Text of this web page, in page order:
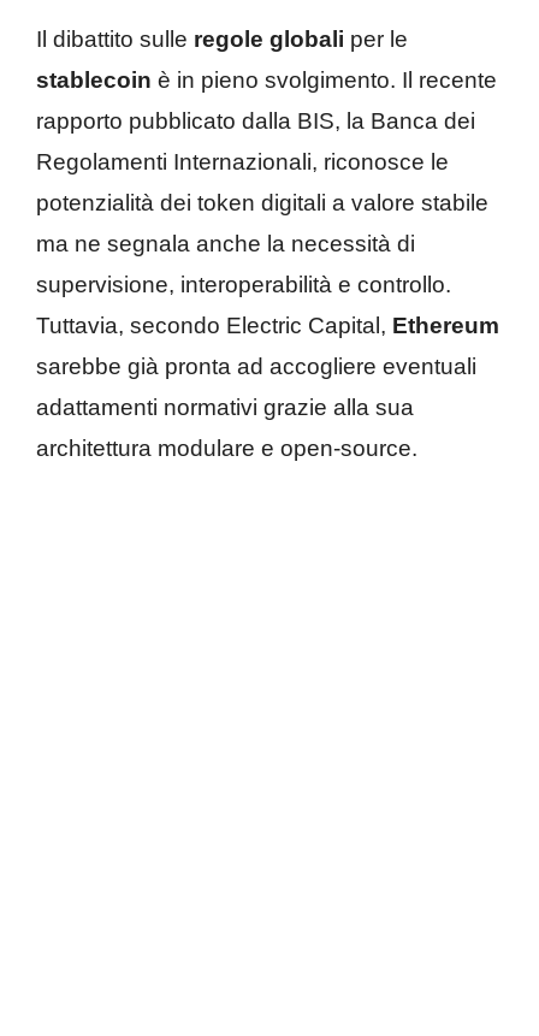
Il dibattito sulle regole globali per le
stablecoin è in pieno svolgimento. Il recente
rapporto pubblicato dalla BIS, la Banca dei
Regolamenti Internazionali, riconosce le
potenzialità dei token digitali a valore stabile
ma ne segnala anche la necessità di
supervisione, interoperabilità e controllo.
Tuttavia, secondo Electric Capital, Ethereum
sarebbe già pronta ad accogliere eventuali
adattamenti normativi grazie alla sua
architettura modulare e open-source.